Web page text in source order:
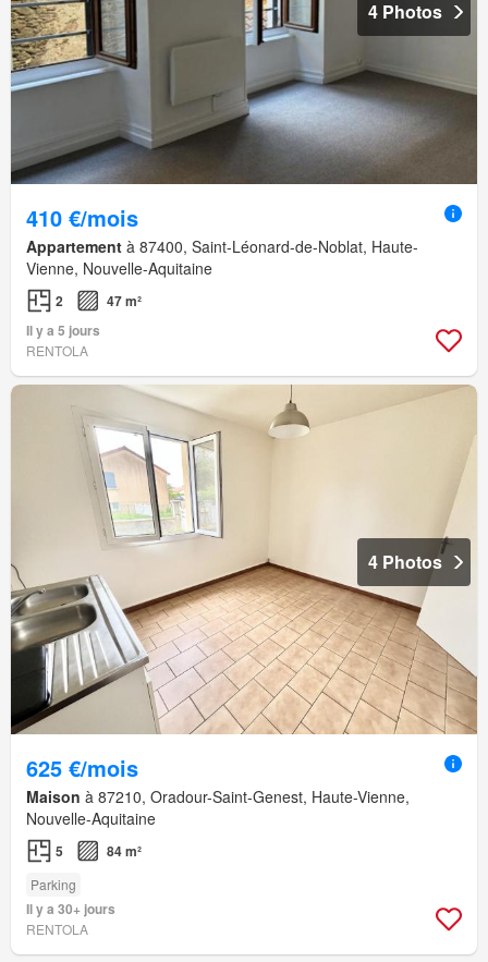
4 Photos
410 €/mois
Appartement à 87400, Saint-Léonard-de-Noblat, Haute-
Vienne, Nouvelle-Aquitaine
2
47 m²
Il y a 5 jours
RENTOLA
4 Photos
625 €/mois
Maison à 87210, Oradour-Saint-Genest, Haute-Vienne,
Nouvelle-Aquitaine
5 84 m²
Parking
Il y a 30+ jours
RENTOLA